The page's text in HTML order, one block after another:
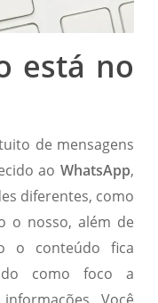
está no
de mensagens
aoWhatsApp,
diferentes, como
o nosso, além de
o conteúdo fica
como foco a